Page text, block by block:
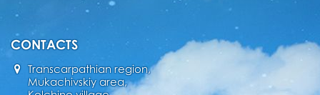
CONTACTS
Transcarpathian region,
Mukachivskiy area,